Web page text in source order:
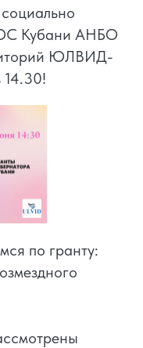
Кубани АНБО
ЮЛВИД-
14.30!
по гранту: